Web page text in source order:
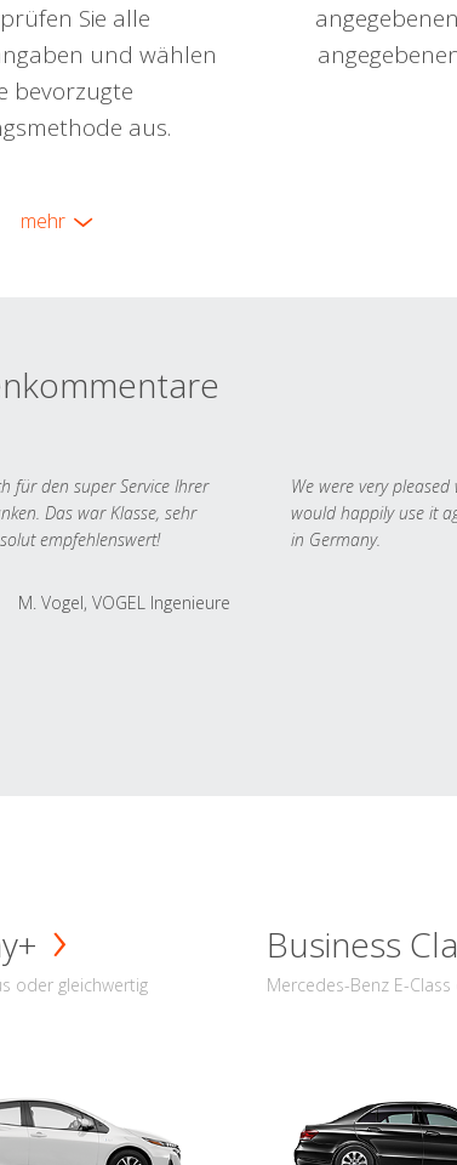
Sie alle
und wählen
bevorzugte
aus.
mehr
für den super Service Ihrer
Das war Klasse, sehr
empfehlenswert!
M. Vogel, VOGEL Ingenieure
We were very
would happily use it
in Germany.
oder gleichwertig
Business
Mercedes-Benz E-